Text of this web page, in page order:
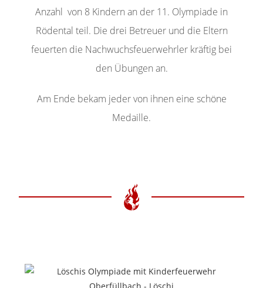
Anzahl von 8 Kindern an der 11. Olympiade in
Rödental teil. Die drei Betreuer und die Eltern
feuerten die Nachwuchsfeuerwehrler kräftig bei
den Übungen an.
Am Ende bekam jeder von ihnen eine schöne
Medaille.